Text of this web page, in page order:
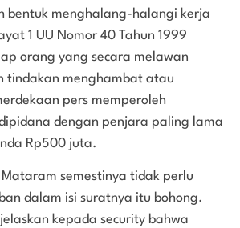
bentuk menghalang-halangi kerja
1 UU Nomor 40 Tahun 1999
orang yang secara melawan
tindakan menghambat atau
pers memperoleh
dengan penjara paling lama
Rp500 juta.
Mataram semestinya tidak perlu
dalam isi suratnya itu bohong.
kepada security bahwa